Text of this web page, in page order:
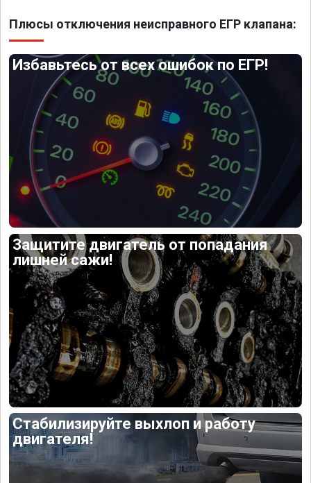
Плюсы отключения неисправного ЕГР клапана:
Избавьтесь от всех ошибок по ЕГР!
Защитите двигатель от попадания
лишней сажи!
Стабилизируйте выхлоп и работу
двигателя!